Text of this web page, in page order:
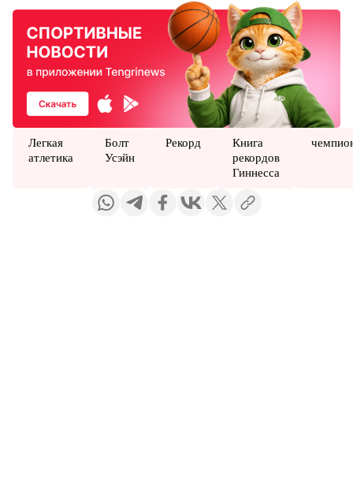
Легкая
атлетика
Болт
Усэйн
Рекорд
Книга
рекордов
Гиннесса